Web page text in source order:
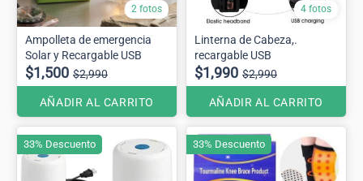
2 fotos
Ampolleta de emergencia
Solar y Recargable USB
$1,500 $2,990
AÑADIR AL CARRITO
4 fotos
Linterna de Cabeza,.
recargable USB
$1,990 $2,990
AÑADIR AL CARRITO
33% Descuento 33% Descuento